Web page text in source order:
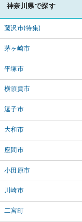
神奈川県で探す
藤沢市(特集)
茅ヶ崎市
平塚市
横須賀市
逗子市
大和市
座間市
小田原市
川崎市
二宮町